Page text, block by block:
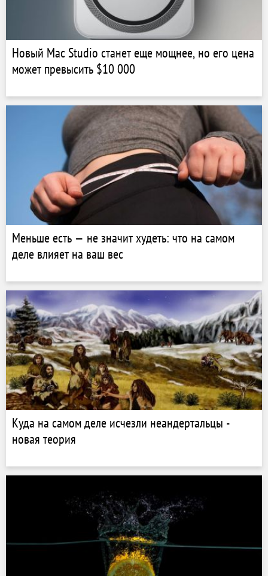
Новый Mac Studio станет еще мощнее, но его цена
может превысить $10 000
Меньше есть — не значит худеть: что на самом
деле влияет на ваш вес
Куда на самом деле исчезли неандертальцы -
новая теория